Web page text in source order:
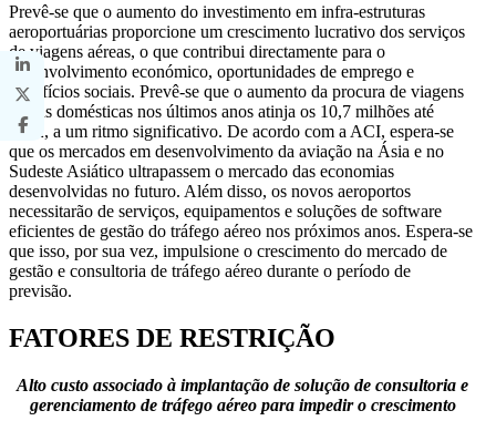
Prevê-se que o aumento do investimento em infra-estruturas
aeroportuárias proporcione um crescimento lucrativo dos serviços
de viagens aéreas, o que contribui directamente para o
desenvolvimento económico, oportunidades de emprego e
benefícios sociais. Prevê-se que o aumento da procura de viagens
aéreas domésticas nos últimos anos atinja os 10,7 milhões até
2022, a um ritmo significativo. De acordo com a ACI, espera-se
que os mercados em desenvolvimento da aviação na Ásia e no
Sudeste Asiático ultrapassem o mercado das economias
desenvolvidas no futuro. Além disso, os novos aeroportos
necessitarão de serviços, equipamentos e soluções de software
eficientes de gestão do tráfego aéreo nos próximos anos. Espera-se
que isso, por sua vez, impulsione o crescimento do mercado de
gestão e consultoria de tráfego aéreo durante o período de
previsão.
FATORES DE RESTRIÇÃO
Alto custo associado à implantação de solução de consultoria e
gerenciamento de tráfego aéreo para impedir o crescimento